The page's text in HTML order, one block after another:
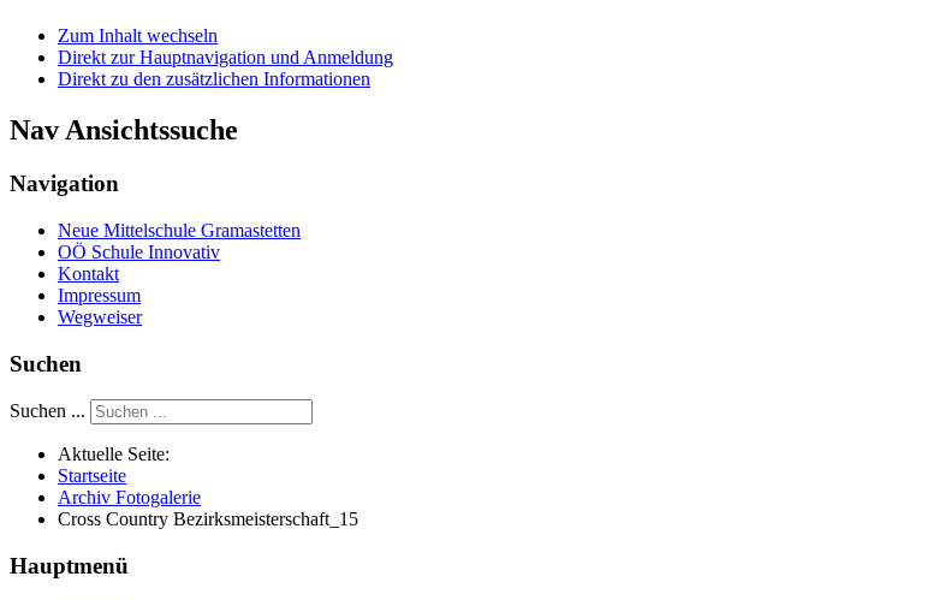
Zum Inhalt wechseln
Direkt zur Hauptnavigation und Anmeldung
Direkt zu den zusätzlichen Informationen
Nav Ansichtssuche
Navigation
Neue Mittelschule Gramastetten
OÖ Schule Innovativ
Kontakt
Impressum
Wegweiser
Suchen
Suchen ...
Aktuelle Seite:
Startseite
Archiv Fotogalerie
Cross Country Bezirksmeisterschaft_15
Hauptmenü